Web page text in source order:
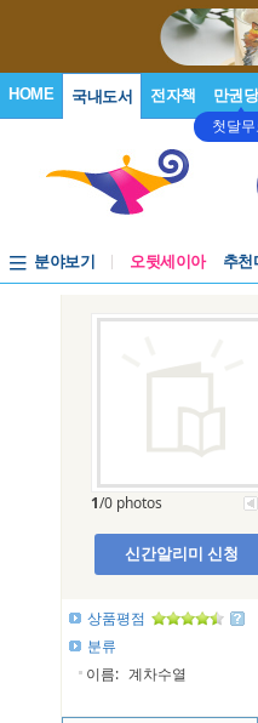
HOME 국내도서 전자책 만권당
첫달무
분야보기 오뒷세이아 추천
1/0 photos
신간알리미 신청
상품평점
분류
이름: 계차수열